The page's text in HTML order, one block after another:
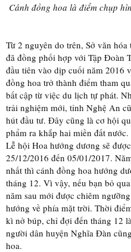
Cánh đồng hoa là điểm chụp
Từ 2 nguyên do trên, Sở văn
đã đồng phối hợp với Tập Đoàn
đầu tiên vào dịp cuối năm 2016
đồng hoa trở thành điểm tham
bất cập từ việc du lịch tự phát.
trải nghiệm mới, tỉnh Nghệ An
hút đầu tư. Đây cũng là cơ hội
phẩm ra khắp hai miền đất nước.
Lễ hội Hoa hướng dương sẽ
25/12/2016 đến 05/01/2017.
nhất thì cánh đồng hoa hướng
tháng 12. Vì vậy, nếu bạn bỏ
năm sau mới được chiêm
hướng về phía mặt trời. Thời
kì nở búp, chỉ đợi đến tháng 12
người dân huyện Nghĩa Đàn
hoa.